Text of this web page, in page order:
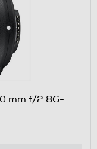
mm f/2.8G-